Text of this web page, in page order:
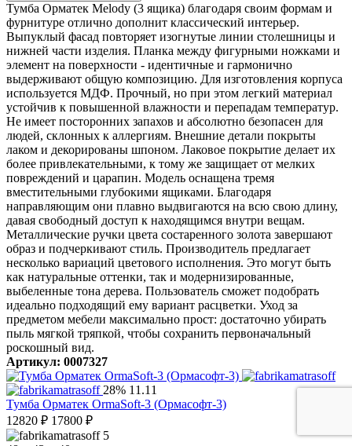
Тумба Орматек Melody (3 ящика) благодаря своим формам и
фурнитуре отлично дополнит классический интерьер.
Выпуклый фасад повторяет изогнутые линии столешницы и
нижней части изделия. Планка между фигурными ножками и
элемент на поверхности - идентичные и гармонично
выдерживают общую композицию. Для изготовления корпуса
используется МДФ. Прочный, но при этом легкий материал
устойчив к повышенной влажности и перепадам температур.
Не имеет посторонних запахов и абсолютно безопасен для
людей, склонных к аллергиям. Внешние детали покрыты
лаком и декорированы шпоном. Лаковое покрытие делает их
более привлекательными, к тому же защищает от мелких
повреждений и царапин. Модель оснащена тремя
вместительными глубокими ящиками. Благодаря
направляющим они плавно выдвигаются на всю свою длину,
давая свободный доступ к находящимся внутри вещам.
Металлические ручки цвета состаренного золота завершают
образ и подчеркивают стиль. Производитель предлагает
несколько вариаций цветового исполнения. Это могут быть
как натуральные оттенки, так и модернизированные,
выбеленные тона дерева. Пользователь сможет подобрать
идеально подходящий ему вариант расцветки. Уход за
предметом мебели максимально прост: достаточно убирать
пыль мягкой тряпкой, чтобы сохранить первоначальный
роскошный вид.
Артикул: 0007327
28% 11.11
Тумба Орматек OrmaSoft-3 (Ормасофт-3)
12820 ₽ 17800 ₽
5